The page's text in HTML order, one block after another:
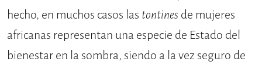
hecho, en muchos casos las tontinesde mujeres
africanas representan una especie de Estado del
bienestar en la sombra, siendo a la vez seguro de